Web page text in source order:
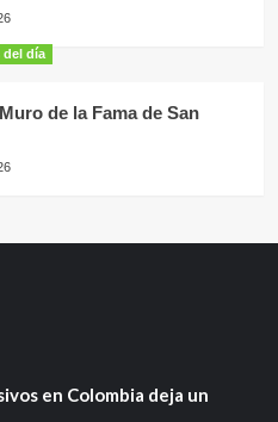
del día
de la Fama de San
en Colombia deja un